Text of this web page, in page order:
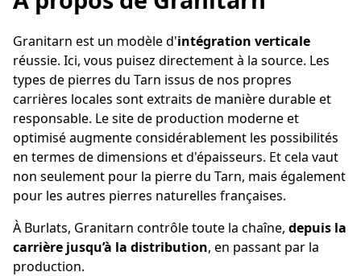
Granitarn est un modèle d'intégration verticale
réussie. Ici, vous puisez directement à la source. Les
types de pierres du Tarn issus de nos propres
carrières locales sont extraits de manière durable et
responsable. Le site de production moderne et
optimisé augmente considérablement les possibilités
en termes de dimensions et d'épaisseurs. Et cela vaut
non seulement pour la pierre du Tarn, mais également
pour les autres pierres naturelles françaises.
À Burlats, Granitarn contrôle toute la chaîne, depuis la
carrière jusqu’à la distribution, en passant par la
production.